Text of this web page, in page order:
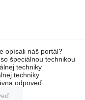
opísali náš portál?
špeciálnou technikou
techniky
techniky
odpoveď